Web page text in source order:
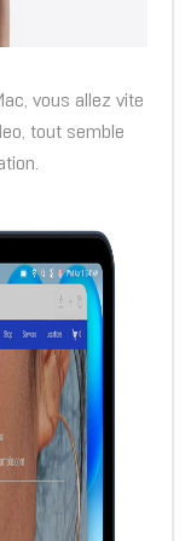
vous allez vite
tout semble